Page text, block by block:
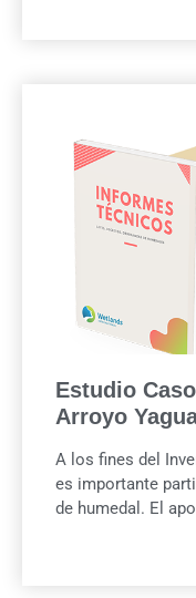
Estudio
Arroyo
A los fines del
es importante
de humedal. El